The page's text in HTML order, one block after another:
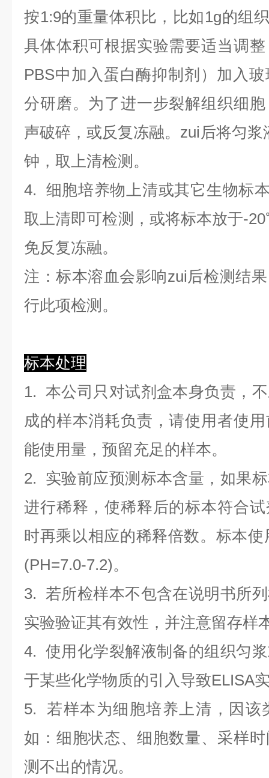
按1:9的重量体积比，比如1g的组
具体体积可根据实验需要适当调
PBS中加入蛋白酶抑制剂）加入
分研磨。为了进一步裂解组织细
声破碎，或反复冻融。zui后将匀浆
钟，取上清检测。
4. 细胞培养物上清或其它生物标
取上清即可检测，或将标本放于-
免反复冻融。
注：标本溶血会影响zui后检测结
行此项检测。
标本处理
1. 本公司只对试剂盒本身负责，
成的样本消耗负责，请使用者使
能使用量，预留充足的样本。
2. 实验前应预测标本含量，如果
进行稀释，使稀释后的标本符合
时再乘以相应的稀释倍数。标本
(PH=7.0-7.2)。
3. 若所检样本不包含在说明书所
实验验证其有效性，并注意留存样
4. 使用化学裂解液制备的组织匀
于某些化学物质的引入导致ELISA
5. 若样本为细胞培养上清，因该
如：细胞状态、细胞数量、采样
测不出的情况。